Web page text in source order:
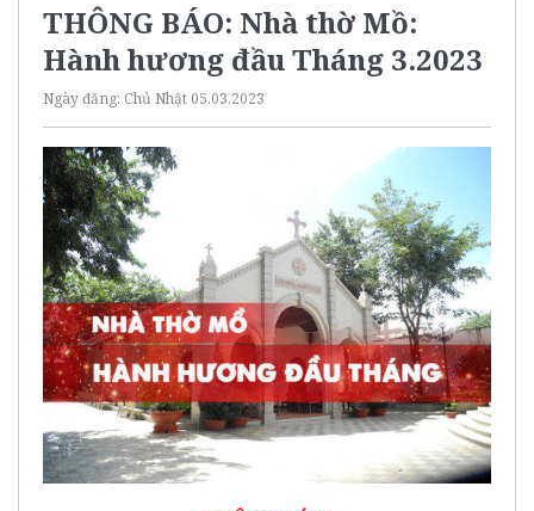
THÔNG BÁO: Nhà thờ Mồ:
Hành hương đầu Tháng 3.2023
Ngày đăng: Chủ Nhật 05.03.2023